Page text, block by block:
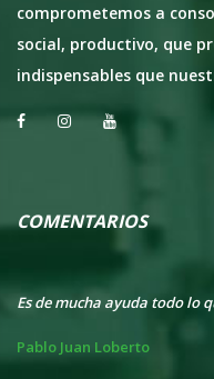
comprometemos a
social, productivo, que
indispensables que
COMENTARIOS
Es de mucha ayuda todo lo
Pablo Juan Loberto